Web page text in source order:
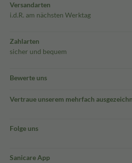
Versandarten
i.d.R. am nächsten Werktag
Zahlarten
sicher und bequem
Bewerte uns
Vertraue unserem mehrfach
Folge uns
Sanicare App